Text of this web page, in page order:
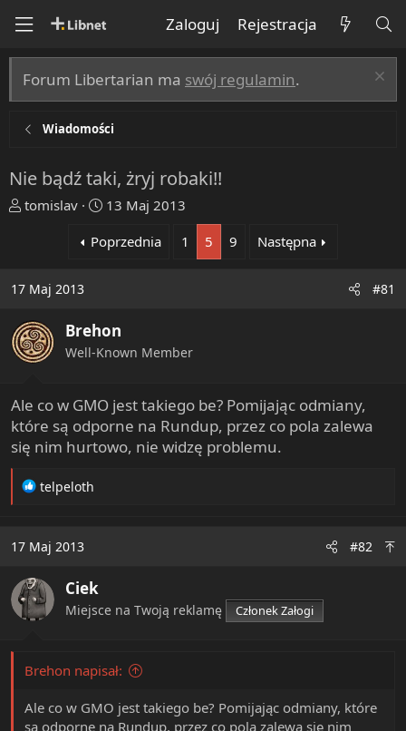
Zaloguj Rejestracja
Forum Libertarian ma swój regulamin.
Wiadomości
Nie bądź taki, żryj robaki!!
T
a
d
s
t
a
e
r
tomislav
R
z
ę
t
13 Maj 2013
Poprzednia
1 5 9 Następna
17 Maj 2013 #81
Brehon
Well-Known Member
Ale co w GMO jest takiego be? Pomijając odmiany,
które są odporne na Rundup, przez co pola zalewa
się nim hurtowo, nie widzę problemu.
R
t
o
n
s
telpeloth
17 Maj 2013 #82
Ciek
Miejsce na Twoją reklamę Członek Załogi
Brehon napisał:
Ale co w GMO jest takiego be? Pomijając odmiany, które
są odporne na Rundup, przez co pola zalewa się nim